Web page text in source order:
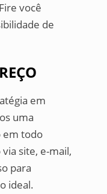
você
de
em
uma
em todo
site, e-mail,
para
ideal.